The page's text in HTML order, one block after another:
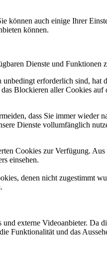
können auch einige Ihrer
können.
Dienste und Funktionen
erforderlich sind,
Blockieren aller Cookies
dass Sie immer
Dienste vollumfänglich
Cookies zur Verfügung.
einsehen.
denen nicht zugestimmt
externe Videoanbieter. Da
Funktionalität und das